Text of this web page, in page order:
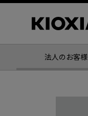
法人のお客様